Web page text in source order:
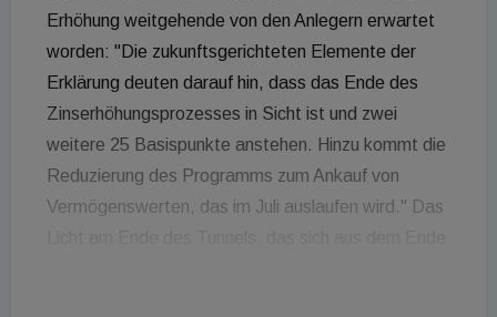
Erhöhung weitgehende von den Anlegern erwartet
worden: "Die zukunftsgerichteten Elemente der
Erklärung deuten darauf hin, dass das Ende des
Zinserhöhungsprozesses in Sicht ist und zwei
weitere 25 Basispunkte anstehen. Hinzu kommt die
Reduzierung des Programms zum Ankauf von
Vermögenswerten, das im Juli auslaufen wird." Das